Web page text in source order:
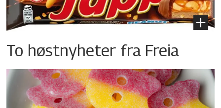
To høstnyheter fra Freia